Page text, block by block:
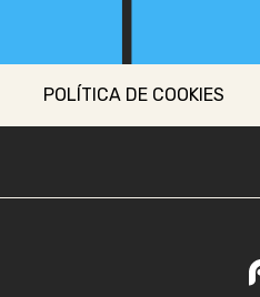
POLÍTICA DE COOKIES